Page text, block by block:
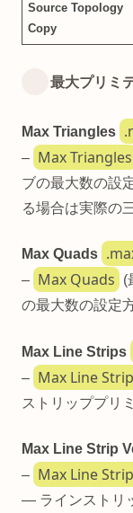
Source Topology
Copy
最大プリミ
Max Triangles
– Max Triangles
ブの最大数の設
る場合は実際の
Max Quads
– Max Quads
(
の最大数の設定
Max Line Strips
– Max Line
ストリッププリ
Max Line Strip
– Max Line
— ラインストリ